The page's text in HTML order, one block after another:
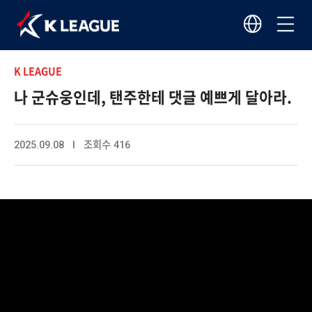
K LEAGUE
나 군슈웅인데, 탠주한테 댓글 예쁘게 달아라.
2025.09.08 I 조회수 416